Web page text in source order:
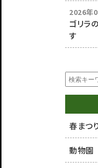
2026年
ゴリラ
す
春まつ
動物園